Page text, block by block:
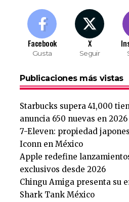
Facebook
Gusta
X
Seguir
Publicaciones más vistas
Starbucks supera 41,000
anuncia 650 nuevas en 2026
7-Eleven: propiedad
Iconn en México
Apple redefine
exclusivos desde 2026
Chingu Amiga presenta su
Shark Tank México